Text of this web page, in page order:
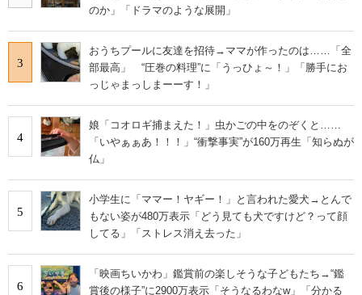
のか」「ドラマのような展開」
3
おうちプールに友達を招待→ママが作ったのは……「全
部最高」 “圧巻の料理”に「うっひょ～！」「勝手にお
っじゃまっしまーーす！」
4
娘「コオロギ捕まえた！」虫かごの中をのぞくと……
「いやぁぁあ！！！」“衝撃事実”が160万再生「知らぬが
仏」
5
小学生に「ママー！ヤギー！」と言われた愛犬→とんで
もない姿が480万表示「どう見ても犬ですけど？って顔
してる」「ストレス消え去った」
6
「映画ちいかわ」鑑賞前の楽しそうな子どもたち→“鑑
賞後の様子”に2900万表示「そうなるわなw」「分かる